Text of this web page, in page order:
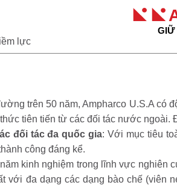
GIỮ
lực
trên 50 năm, Ampharco U.S.A có
tiên tiến từ các đối tác nước ngoài.
đối tác đa quốc gia: Với mục tiêu
công đáng kể.
kinh nghiệm trong lĩnh vực nghiên
với đa dạng các dạng bào chế (viên